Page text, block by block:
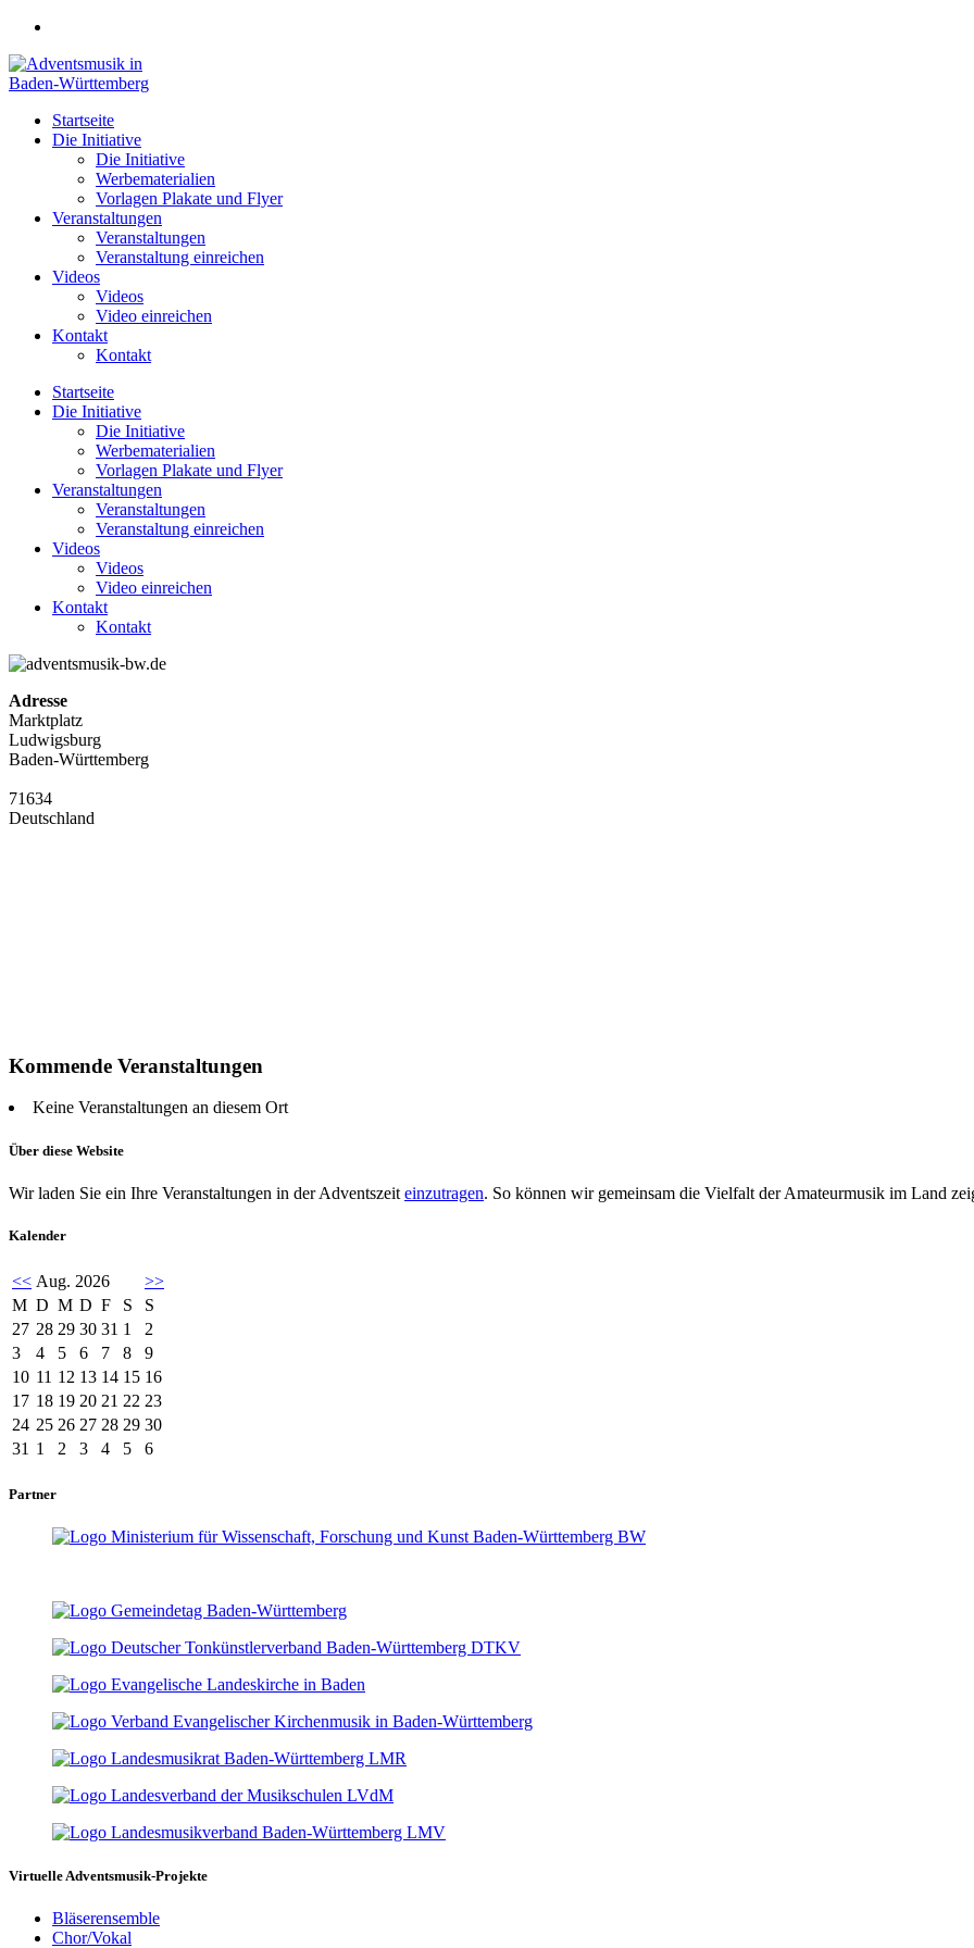
Zum
springen
Startseite
Die Initiative
Die Initiative
Werbematerialien
Vorlagen Plakate und Flyer
Veranstaltungen
Veranstaltungen
Veranstaltung einreichen
Videos
Videos
Video einreichen
Kontakt
Kontakt
Startseite
Die Initiative
Die Initiative
Werbematerialien
Vorlagen Plakate und Flyer
Veranstaltungen
Veranstaltungen
Veranstaltung einreichen
Videos
Videos
Video einreichen
Kontakt
Kontakt
Adresse
Marktplatz
Ludwigsburg
Baden-Württemberg
71634
Deutschland
Kommende Veranstaltungen
Keine Veranstaltungen an diesem Ort
Über diese Website
Wir laden Sie ein Ihre Veranstaltungen in der Adventszeit einzutragen. So können wir gemeinsam die Vielfalt der Amateurmusik im Land
Kalender
<< Aug. 2026
>>
M D M D F S
S
27 28 29 30 31 1
2
3
4 5 6 7 8
9
10 11 12 13 14 15 16
17 18 19 20 21 22 23
24 25 26 27 28 29 30
31 1 2 3 4 5 6
Partner
Virtuelle Adventsmusik-Projekte
Bläserensemble
Chor/Vokal